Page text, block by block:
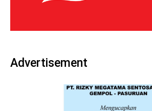
Advertisement